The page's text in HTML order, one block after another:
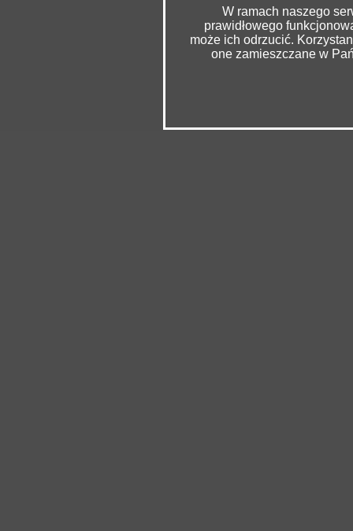
W ramach naszego
prawidłowego
może ich odrzucić.
one zamieszczane w